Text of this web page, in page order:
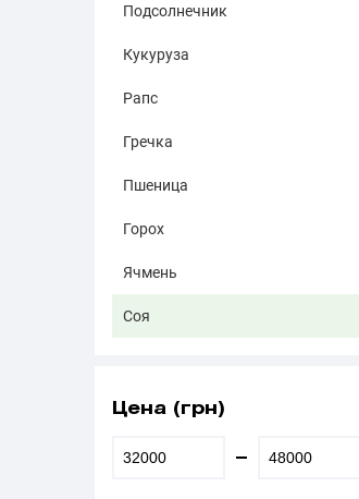
Подсолнечник
Кукуруза
Рапс
Гречка
Пшеница
Горох
Ячмень
Соя
Цена (грн)